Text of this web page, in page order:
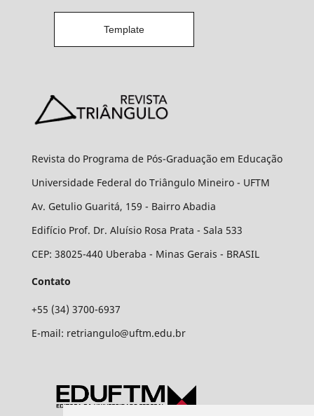
Template
Revista do Programa de Pós-Graduação em Educação
Universidade Federal do Triângulo Mineiro - UFTM
Av. Getulio Guaritá, 159 - Bairro Abadia
Edifício Prof. Dr. Aluísio Rosa Prata - Sala 533
CEP: 38025-440 Uberaba - Minas Gerais - BRASIL
Contato
+55 (34) 3700-6937
E-mail: retriangulo@uftm.edu.br